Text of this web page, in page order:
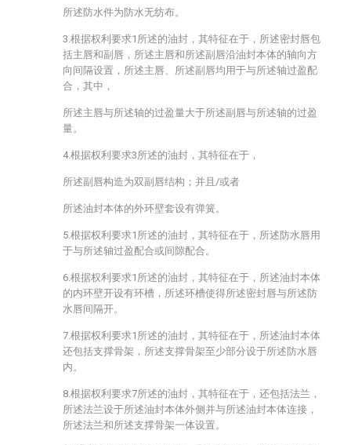
所述防水件为防水无纺布。
3.根据权利要求1所述的油封，其特征在于，所述密封唇包
括主唇和副唇，所述主唇和所述副唇沿油封本体的轴向方
向间隔设置，所述主唇、所述副唇均用于与所述轴过盈配
合，其中，
所述主唇与所述轴的过盈量大于所述副唇与所述轴的过盈
量。
4.根据权利要求3所述的油封，其特征在于，
所述副唇构造为双副唇结构；并且/或者
所述油封本体的外环壁套设有弹簧。
5.根据权利要求1所述的油封，其特征在于，所述防水唇用
于与所述轴过盈配合或间隙配合。
6.根据权利要求1所述的油封，其特征在于，所述油封本体
的内环壁开设有环槽，所述环槽使得所述密封唇与所述防
水唇间隔开。
7.根据权利要求1所述的油封，其特征在于，所述油封本体
还包括支撑骨架，所述支撑骨架至少部分设于所述防水唇
内。
8.根据权利要求7所述的油封，其特征在于，还包括法兰，
所述法兰设于所述油封本体外侧并与所述油封本体连接，
所述法兰和所述支撑骨架一体设置。